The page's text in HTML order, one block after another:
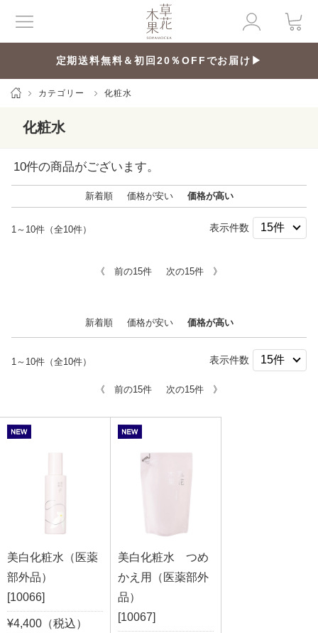
定期送料無料＆初回20％OFFでお届け▶
カテゴリー 化粧水
化粧水
10件の商品がございます。
新着順 価格が安い 価格が高い
1～10件（全10件） 表示件数
《 前の15件 次の15件 》
新着順 価格が安い 価格が高い
1～10件（全10件） 表示件数
《 前の15件 次の15件 》
美白化粧水（医薬
部外品）
[10066]
¥4,400（税込）
美白化粧水 つめ
かえ用（医薬部外
品）
[10067]